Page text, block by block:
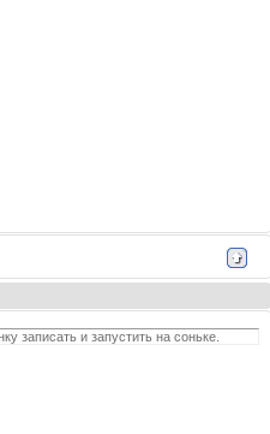
записать и запустить на соньке.